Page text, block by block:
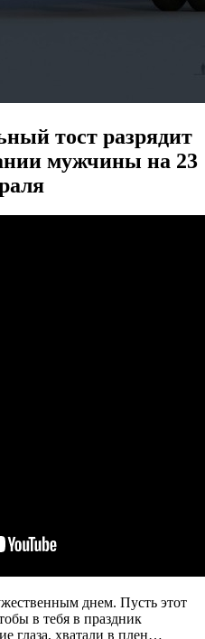
тост разрядит
мужчины на 23
днем. Пусть этот
в тебя в праздник
глаза, хватали в плен…